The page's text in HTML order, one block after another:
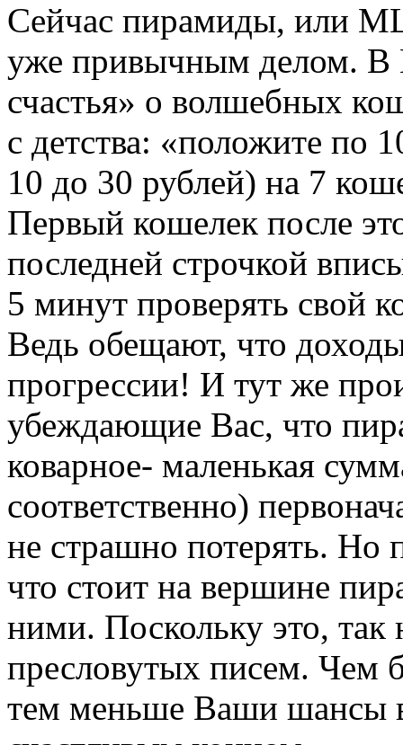
Сейчас пирамиды, или
уже привычным делом. В
счастья» о волшебных
с детства: «положите по
10 до 30 рублей) на 7
Первый кошелек после
последней строчкой
5 минут проверять свой
Ведь обещают, что
прогрессии! И тут же
убеждающие Вас, что
коварное- маленькая
соответственно)
не страшно потерять. Но
что стоит на вершине
ними. Поскольку это,
пресловутых писем. Чем
тем меньше Ваши шансы